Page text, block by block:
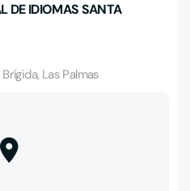
DE IDIOMAS SANTA
Las Palmas